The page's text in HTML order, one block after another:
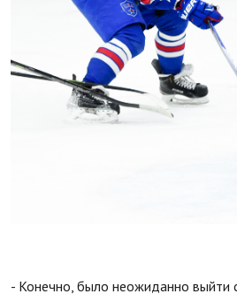
- Конечно, было неожиданно выйти